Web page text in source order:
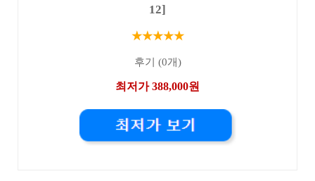
12]
★★★★★
후기 (0개)
최저가 388,000원